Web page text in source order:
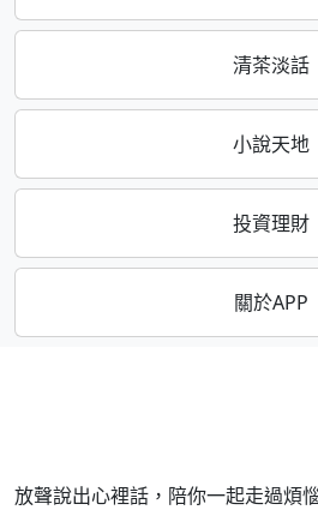
清茶淡話
小說天地
投資理財
關於APP
放聲說出心裡話，陪你一起走過煩